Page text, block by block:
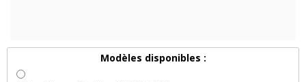
Modèles disponibles :